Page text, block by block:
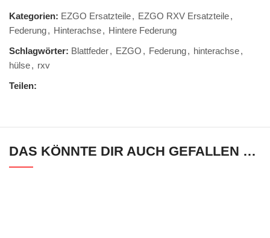
Kategorien: EZGO Ersatzteile, EZGO RXV Ersatzteile,
Federung, Hinterachse, Hintere Federung
Schlagwörter: Blattfeder, EZGO , Federung, hinterachse,
hülse, rxv
Teilen:
DAS KÖNNTE DIR AUCH GEFALLEN …